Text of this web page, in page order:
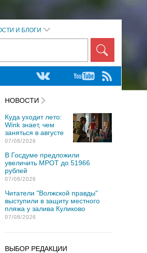
И БЛОГИ
НОВОСТИ
Куда уходит лето:
Wink знает, чем
заняться в августе
07/08/2026
В Госдуме предложили
увеличить МРОТ до 51966
рублей
07/08/2026
Читатели "Волжской правды"
выступили в защиту местного
пляжа у залива Куликово
07/08/2026
ВЫБОР РЕДАКЦИИ